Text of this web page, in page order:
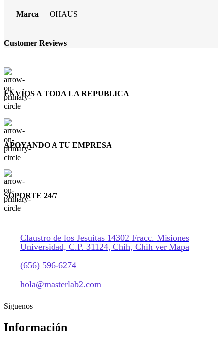
Marca OHAUS
Customer Reviews
ENVÍOS A TODA LA REPUBLICA
APOYANDO A TU EMPRESA
SOPORTE 24/7
Claustro de los Jesuitas 14302 Fracc. Misiones
Universidad, C.P. 31124, Chih, Chih ver Mapa
(656) 596-6274
hola@masterlab2.com
Siguenos
Información